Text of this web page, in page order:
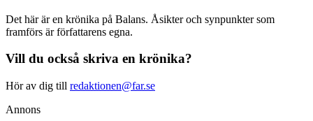
Det här är en krönika på Balans. Åsikter och synpunkter som
framförs är författarens egna.
Vill du också skriva en krönika?
Hör av dig till redaktionen@far.se
Annons